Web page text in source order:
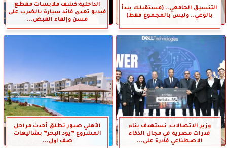
التنسيق الجامعي.. (مستقبلك يبدأ
بالوعي.. وليس بالمجموع فقط)
الداخلية:كشف ملابسات مقطع
فيديو تعدى قائد سيارة بالضرب على
مسن وإلقاء القبض...
وزير الاتصالات: نستهدف بناء
قدرات مصرية في مجال الذكاء
الاصطناعي قادرة على...
الأهلي صبور تطلق أحدث مراحل
المشروع ”يود البحر” بشاليهات
صف اول...